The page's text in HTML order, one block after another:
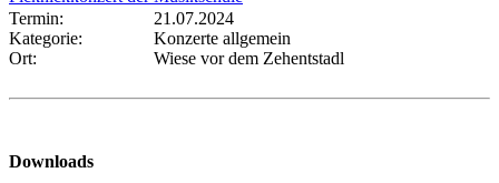
Termin:
21.07.2024
Kategorie:
Konzerte allgemein
Ort:
Wiese vor dem Zehentstadl
Downloads